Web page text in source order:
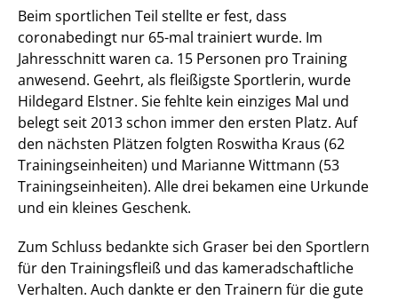
Beim sportlichen Teil stellte er fest, dass
coronabedingt nur 65-mal trainiert wurde. Im
Jahresschnitt waren ca. 15 Personen pro Training
anwesend. Geehrt, als fleißigste Sportlerin, wurde
Hildegard Elstner. Sie fehlte kein einziges Mal und
belegt seit 2013 schon immer den ersten Platz. Auf
den nächsten Plätzen folgten Roswitha Kraus (62
Trainingseinheiten) und Marianne Wittmann (53
Trainingseinheiten). Alle drei bekamen eine Urkunde
und ein kleines Geschenk.
Zum Schluss bedankte sich Graser bei den Sportlern
für den Trainingsfleiß und das kameradschaftliche
Verhalten. Auch dankte er den Trainern für die gute